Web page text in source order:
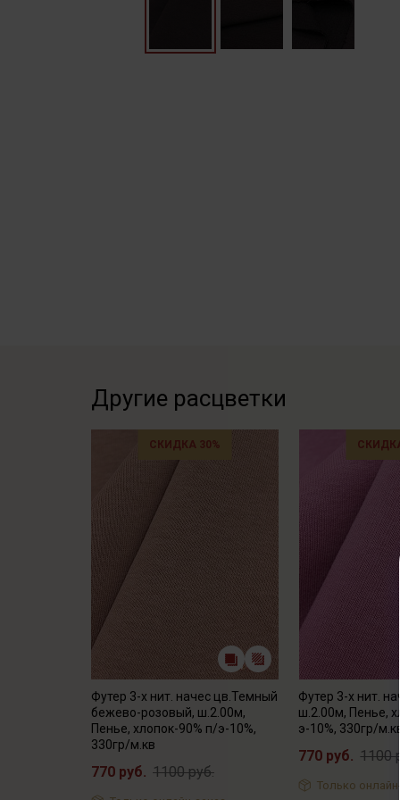
Другие расцветки
СКИДКА 30%
Футер 3-х нит. начес цв.Темный
бежево-розовый, ш.2.00м,
Пенье, хлопок-90% п/э-10%,
330гр/м.кв
770 руб. 1100 руб.
Футер 3-х нит.
ш.2.00м, Пенье,
э-10%, 330гр/м.кв
770 руб. 1100
Только онлайн-